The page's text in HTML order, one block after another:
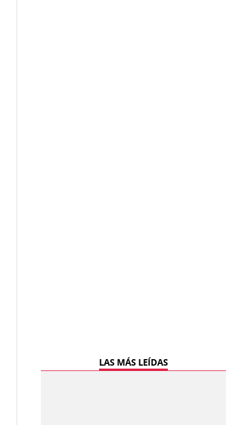
LAS MÁS LEÍDAS